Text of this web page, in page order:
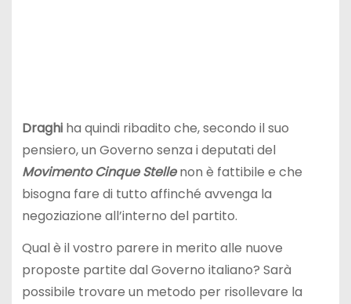
Draghiha quindi ribadito che, secondo il suo
pensiero, un Governo senza i deputati del
Movimento Cinque Stellenon è fattibile e che
bisogna fare di tutto affinché avvenga la
negoziazione all’interno del partito.
Qual è il vostro parere in merito alle nuove
proposte partite dal Governo italiano? Sarà
possibile trovare un metodo per risollevare la